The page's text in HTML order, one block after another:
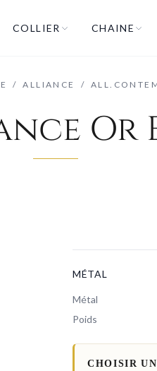
COLLIER CHAINE
/ ALLIANCE /
Or
MÉTAL
Métal
Poids
CHOISIR